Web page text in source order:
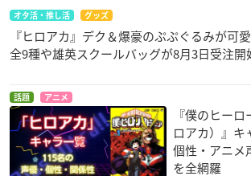
オタ活・推し活 グッズ
『ヒロアカ』デク＆爆豪のぷぷぐるみが可
全9種や雄英スクールバッグが8月3日受注開
話題 アニメ
『僕のヒー
ロアカ）』
個性・アニメ
を全網羅